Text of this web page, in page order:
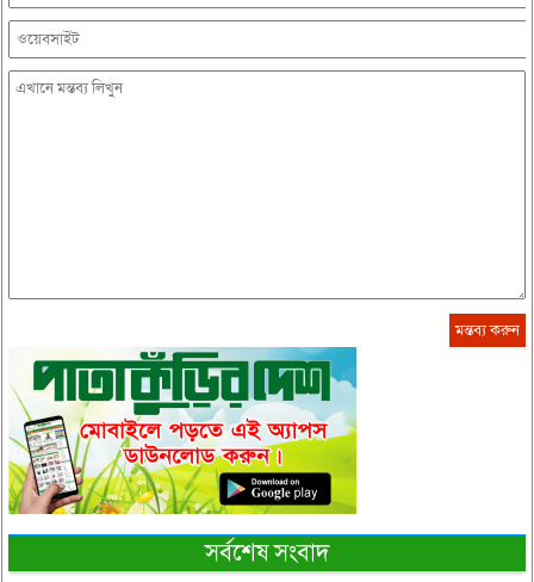
সর্বশেষ সংবাদ